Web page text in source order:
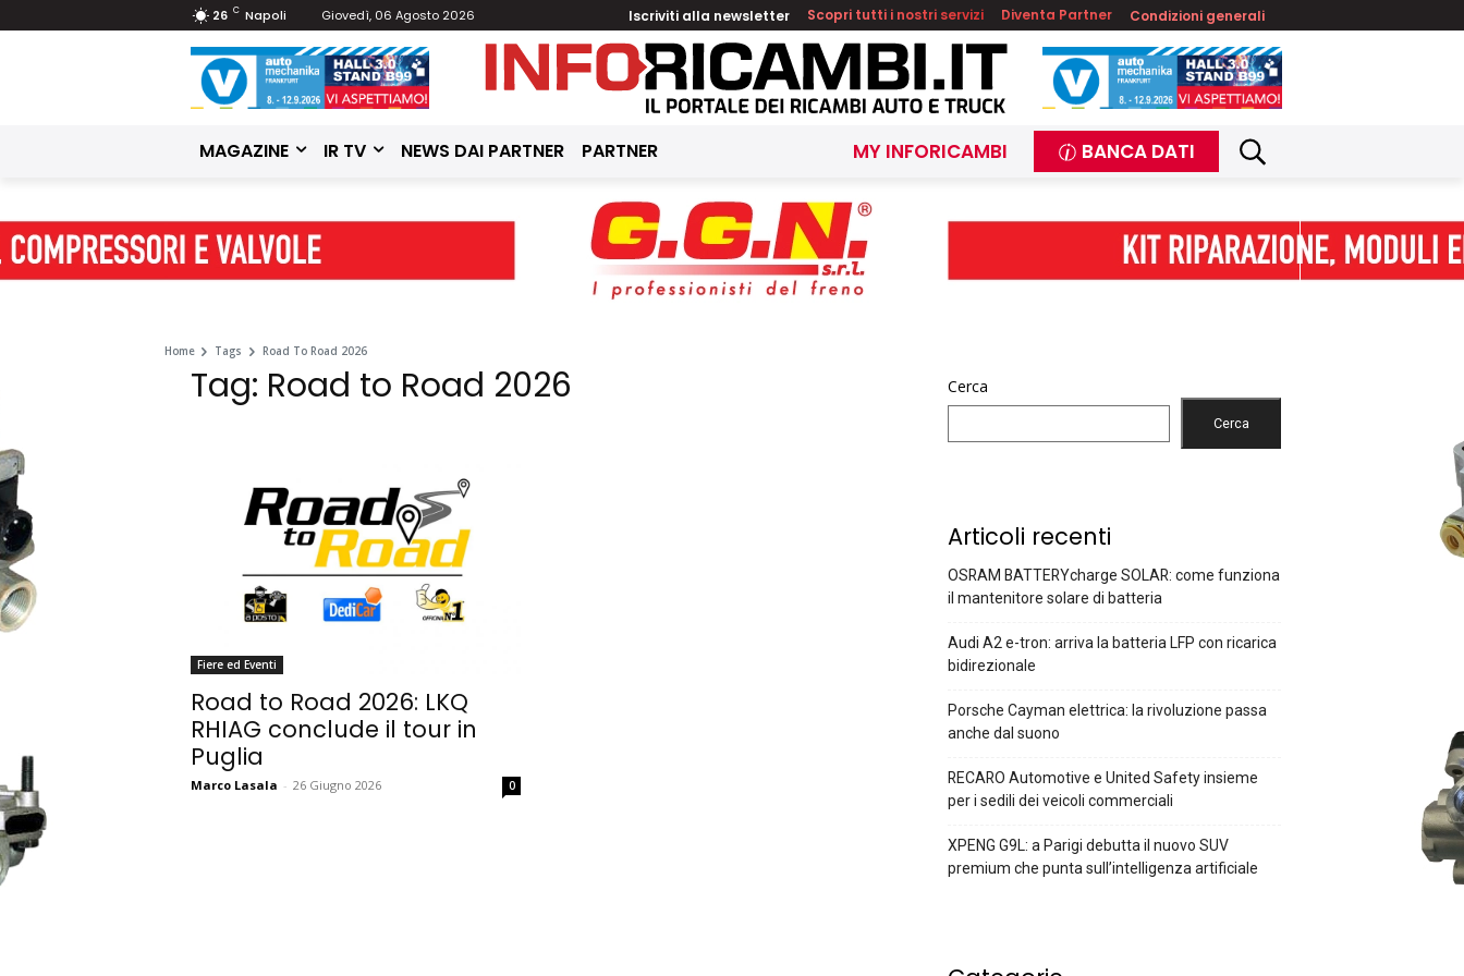
26 C Napoli Giovedì, 06 Agosto 2026 Iscriviti alla newsletter Scopri tutti i nostri servizi Diventa Partner Condizioni generali
MAGAZINE IR TV NEWS DAI PARTNER PARTNER MY INFORICAMBI BANCA DATI
Home Tags Road To Road 2026
Tag: Road to Road 2026
Fiere ed Eventi
Road to Road 2026: LKQ
RHIAG conclude il tour in
Puglia
Marco Lasala - 26 Giugno 2026 0
Cerca
Cerca
Articoli recenti
OSRAM BATTERYcharge SOLAR: come funziona
il mantenitore solare di batteria
Audi A2 e-tron: arriva la batteria LFP con ricarica
bidirezionale
Porsche Cayman elettrica: la rivoluzione passa
anche dal suono
RECARO Automotive e United Safety insieme
per i sedili dei veicoli commerciali
XPENG G9L: a Parigi debutta il nuovo SUV
premium che punta sull’intelligenza artificiale